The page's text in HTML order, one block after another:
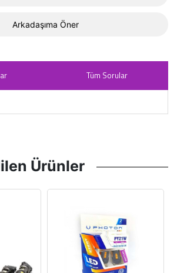
Arkadaşıma Öner
Tüm Sorular
Ürünler